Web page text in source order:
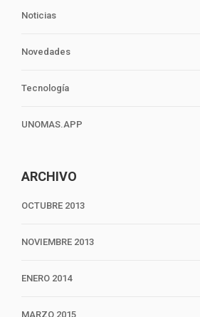
Noticias
Novedades
Tecnología
UNOMAS.APP
ARCHIVO
OCTUBRE 2013
NOVIEMBRE 2013
ENERO 2014
MARZO 2015